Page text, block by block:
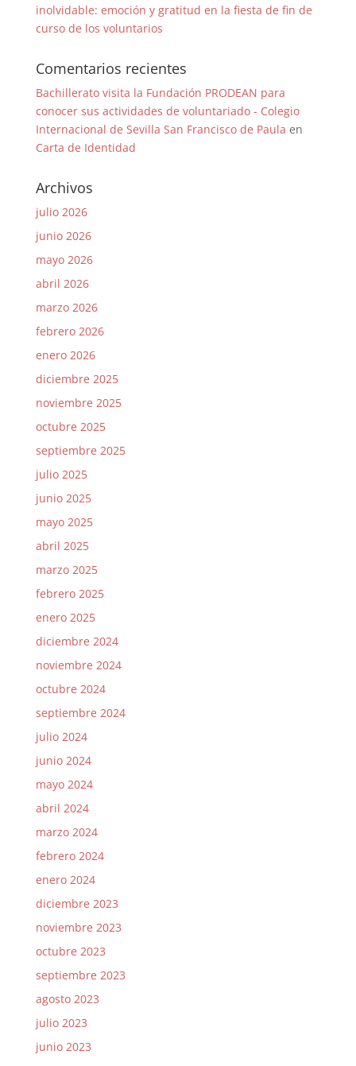
inolvidable: emoción y gratitud en la fiesta de fin de
curso de los voluntarios
Comentarios recientes
Bachillerato visita la Fundación PRODEAN para
conocer sus actividades de voluntariado - Colegio
Internacional de Sevilla San Francisco de Paula en
Carta de Identidad
Archivos
julio 2026
junio 2026
mayo 2026
abril 2026
marzo 2026
febrero 2026
enero 2026
diciembre 2025
noviembre 2025
octubre 2025
septiembre 2025
julio 2025
junio 2025
mayo 2025
abril 2025
marzo 2025
febrero 2025
enero 2025
diciembre 2024
noviembre 2024
octubre 2024
septiembre 2024
julio 2024
junio 2024
mayo 2024
abril 2024
marzo 2024
febrero 2024
enero 2024
diciembre 2023
noviembre 2023
octubre 2023
septiembre 2023
agosto 2023
julio 2023
junio 2023